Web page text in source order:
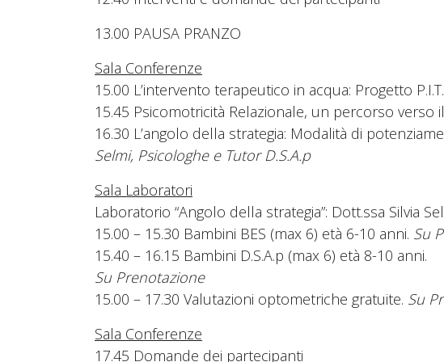
13.00 PAUSA PRANZO
Sala Conferenze
15.00 L’intervento terapeutico in acqua: Progetto
15.45 Psicomotricità Relazionale, un percorso verso
16.30 L’angolo della strategia: Modalità di
Selmi, Psicologhe e Tutor D.S.A.p
Sala Laboratori
Laboratorio “Angolo della strategia”: Dott.ssa Silvia
15.00 – 15.30 Bambini BES (max 6) età 6-10 anni. Su
15.40 – 16.15 Bambini D.S.A.p (max 6) età 8-10 anni.
Su Prenotazione
15.00 – 17.30 Valutazioni optometriche gratuite. Su
Sala Conferenze
17.45 Domande dei partecipanti